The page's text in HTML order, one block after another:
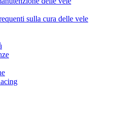
sulla cura delle vele